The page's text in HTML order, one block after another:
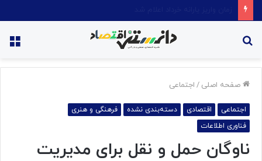
صفحه اصلی / اجتماعی
اجتماعی اقتصادی دسته‌بندی نشده
فرهنگی و هنری
فناوری اطلاعات
ناوگان حمل و نقل برای مدیریت